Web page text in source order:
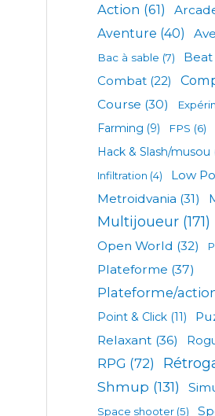
Action (61)
Aventure (40)
Bac à sable (7) Beat
Combat(22)
Course (30)
Farming (9) FPS (6)
Hack & Slash/musou
Infiltration (4) Low
Metroidvania (31)
Multijoueur(171)
Open World (32)
Plateforme (37)
Plateforme/
Point & Click(11)
Relaxant (36)
RPG (72)
Shmup (131)
Space shooter(5)